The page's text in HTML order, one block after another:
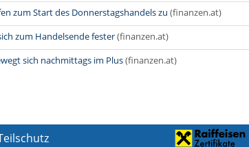
zum Start des Donnerstagshandels zu (finanzen.at)
zum Handelsende fester(finanzen.at)
sich nachmittags im Plus(finanzen.at)